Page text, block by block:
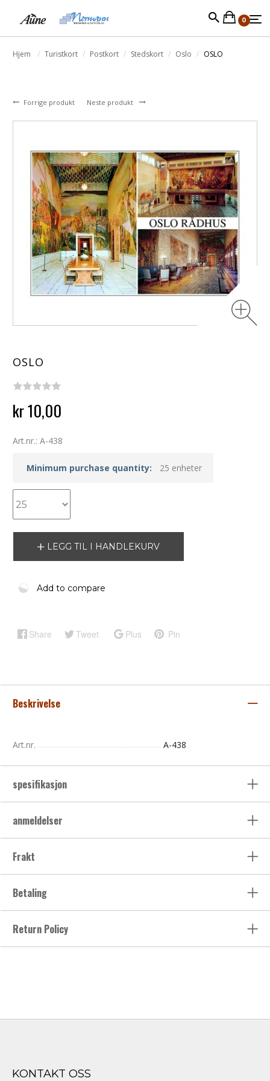
0
Hjem Turistkort Postkort Stedskort Oslo OSLO
Forrige produkt Neste produkt
OSLO
kr 10,00
Art.nr.: A-438
Minimum purchase quantity: 25 enheter
LEGG TIL I HANDLEKURV
Add to compare
Share Tweet Plus Pin
Beskrivelse
Art.nr. A-438
spesifikasjon
anmeldelser
Frakt
Betaling
Return Policy
KONTAKT OSS